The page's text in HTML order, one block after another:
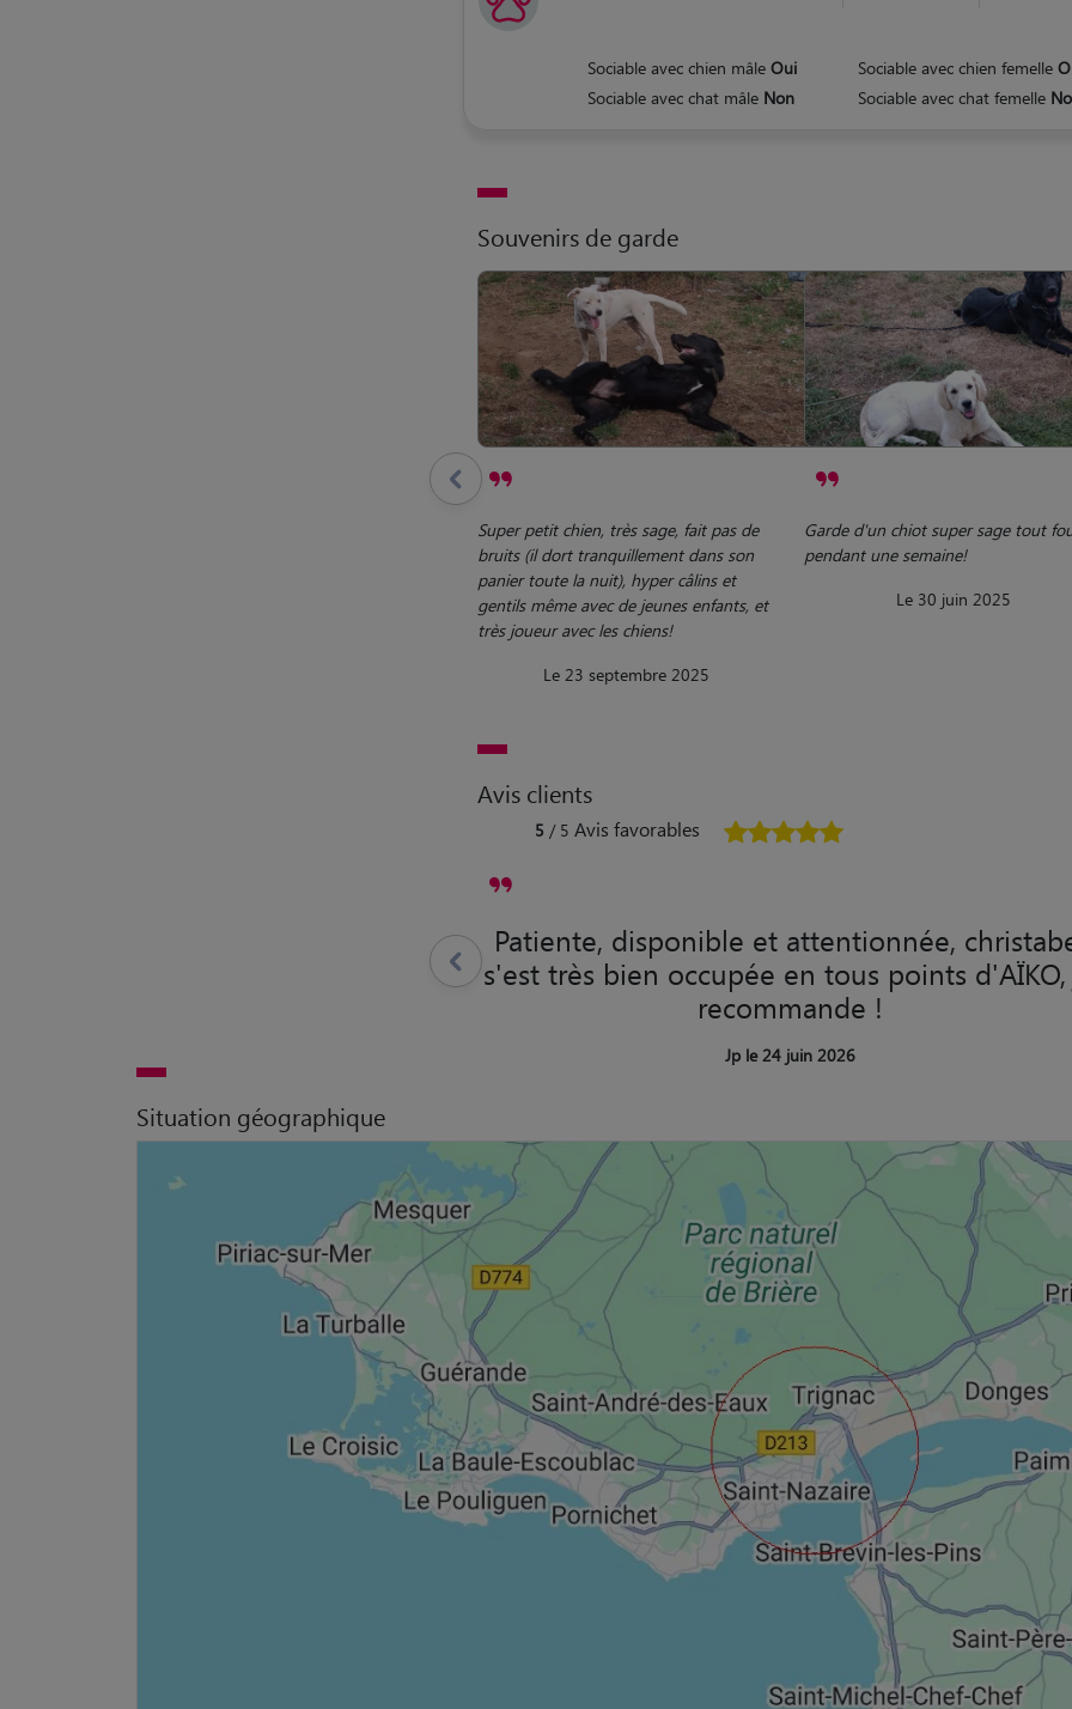
Sociable avec chien mâle Oui Sociable avec chien femelle
Sociable avec chat mâle Non Sociable avec chat femelle
Souvenirs de garde
Super petit chien, très sage, fait pas de
bruits (il dort tranquillement dans son
panier toute la nuit), hyper câlins et
gentils même avec de jeunes enfants, et
très joueur avec les chiens!
Le 23 septembre 2025
Garde d'un chiot super sage tout
pendant une semaine!
Le 30 juin 2025
Avis clients
5 / 5 Avis favorables
Patiente, disponible et attentionnée,
s'est très bien occupée en tous points
recommande !
Jp le 24 juin 2026
Situation géographique